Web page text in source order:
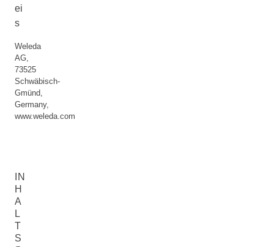
ei
s
Weleda
AG,
73525
Schwäbisch-
Gmünd,
Germany,
www.weleda.com
IN
H
A
L
T
S